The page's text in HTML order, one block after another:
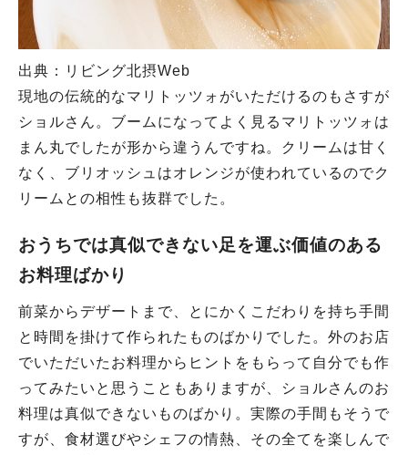
出典：リビング北摂Web
現地の伝統的なマリトッツォがいただけるのもさすが
ショルさん。ブームになってよく見るマリトッツォは
まん丸でしたが形から違うんですね。クリームは甘く
なく、ブリオッシュはオレンジが使われているのでク
リームとの相性も抜群でした。
おうちでは真似できない足を運ぶ価値のある
お料理ばかり
前菜からデザートまで、とにかくこだわりを持ち手間
と時間を掛けて作られたものばかりでした。外のお店
でいただいたお料理からヒントをもらって自分でも作
ってみたいと思うこともありますが、ショルさんのお
料理は真似できないものばかり。実際の手間もそうで
すが、食材選びやシェフの情熱、その全てを楽しんで